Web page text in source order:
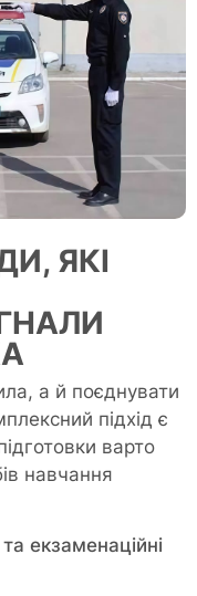
ЯКІ
а й поєднувати
підхід є
варто
навчання
екзаменаційні